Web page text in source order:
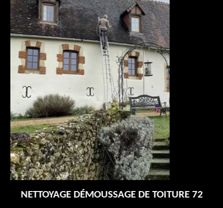
NETTOYAGE DÉMOUSSAGE DE TOITURE 72